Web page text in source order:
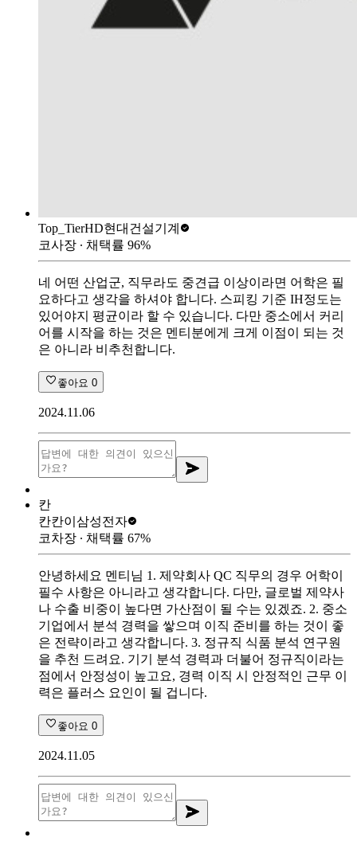
Top_TierHD현대건설기계
코사장 ∙ 채택률 96%
네 어떤 산업군, 직무라도 중견급 이상이라면 어학은 필
요하다고 생각을 하셔야 합니다. 스피킹 기준 IH정도는
있어야지 평균이라 할 수 있습니다. 다만 중소에서 커리
어를 시작을 하는 것은 멘티분에게 크게 이점이 되는 것
은 아니라 비추천합니다.
좋아요 0
2024.11.06
칸
칸칸이 삼성전자
코차장 ∙ 채택률 67%
안녕하세요 멘티님 1. 제약회사 QC 직무의 경우 어학이
필수 사항은 아니라고 생각합니다. 다만, 글로벌 제약사
나 수출 비중이 높다면 가산점이 될 수는 있겠죠. 2. 중소
기업에서 분석 경력을 쌓으며 이직 준비를 하는 것이 좋
은 전략이라고 생각합니다. 3. 정규직 식품 분석 연구원
을 추천 드려요. 기기 분석 경력과 더불어 정규직이라는
점에서 안정성이 높고요, 경력 이직 시 안정적인 근무 이
력은 플러스 요인이 될 겁니다.
좋아요 0
2024.11.05